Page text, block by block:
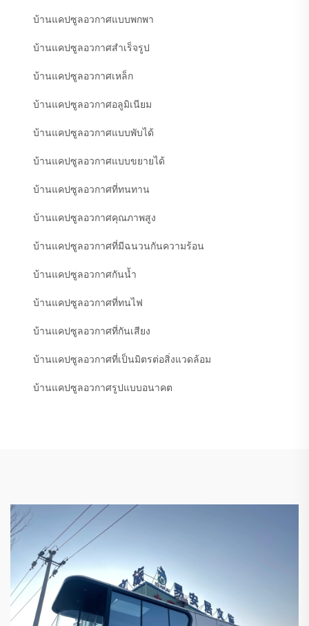
บ้านแคปซูลอวกาศแบบพกพา
บ้านแคปซูลอวกาศสำเร็จรูป
บ้านแคปซูลอวกาศเหล็ก
บ้านแคปซูลอวกาศอลูมิเนียม
บ้านแคปซูลอวกาศแบบพับได้
บ้านแคปซูลอวกาศแบบขยายได้
บ้านแคปซูลอวกาศที่ทนทาน
บ้านแคปซูลอวกาศคุณภาพสูง
บ้านแคปซูลอวกาศที่มีฉนวนกันความร้อน
บ้านแคปซูลอวกาศกันน้ำ
บ้านแคปซูลอวกาศที่ทนไฟ
บ้านแคปซูลอวกาศที่กันเสียง
บ้านแคปซูลอวกาศที่เป็นมิตรต่อสิ่งแวดล้อม
บ้านแคปซูลอวกาศรูปแบบอนาคต